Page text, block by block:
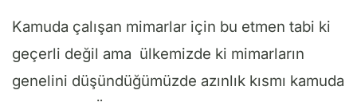
Kamuda çalışan mimarlar için bu etmen tabi ki
geçerli değil ama ülkemizde ki mimarların
genelini düşündüğümüzde azınlık kısmı kamuda